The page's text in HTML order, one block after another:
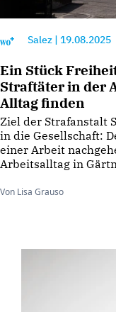
Salez 19.08.2025
Ein Stück
Straftäter in der
Alltag finden
Ziel der Strafanstalt
in die Gesellschaft:
einer Arbeit
Arbeitsalltag in
Von Lisa Grauso